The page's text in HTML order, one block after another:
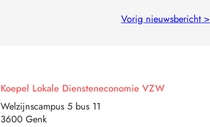
Vorig nieuwsbericht >
Koepel Lokale Diensteneconomie VZW
Welzijnscampus 5 bus 11
3600 Genk